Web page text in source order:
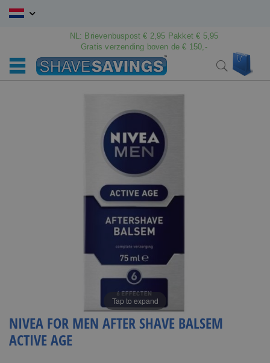
Ga
NL: Brievenbuspost € 2,95 Pakket € 5,95
Gratis verzending boven de € 150,-
Search
Tap to expand
NIVEA FOR MEN AFTER SHAVE BALSEM
ACTIVE AGE